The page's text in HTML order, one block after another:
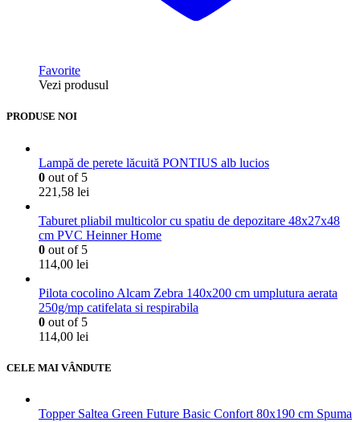
Favorite
Vezi produsul
PRODUSE NOI
Lampă de perete lăcuită PONTIUS alb lucios
0 out of 5
221,58 lei
Taburet pliabil multicolor cu spatiu de depozitare 48x27x48
cm PVC Heinner Home
0 out of 5
114,00 lei
Pilota cocolino Alcam Zebra 140x200 cm umplutura aerata
250g/mp catifelata si respirabila
0 out of 5
114,00 lei
CELE MAI VÂNDUTE
Topper Saltea Green Future Basic Confort 80x190 cm Spuma